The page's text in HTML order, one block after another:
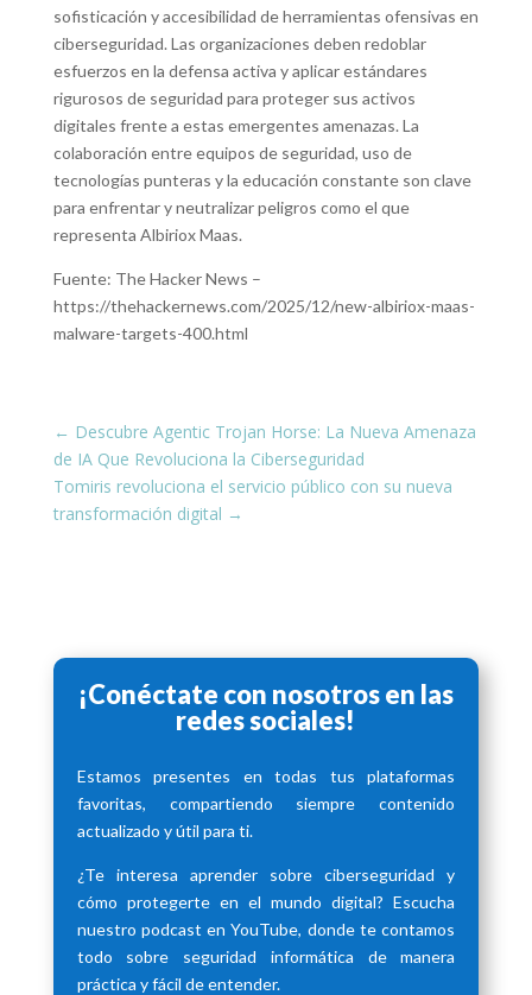
sofisticación y accesibilidad de herramientas ofensivas en
ciberseguridad. Las organizaciones deben redoblar
esfuerzos en la defensa activa y aplicar estándares
rigurosos de seguridad para proteger sus activos
digitales frente a estas emergentes amenazas. La
colaboración entre equipos de seguridad, uso de
tecnologías punteras y la educación constante son clave
para enfrentar y neutralizar peligros como el que
representa Albiriox Maas.
Fuente: The Hacker News –
https://thehackernews.com/2025/12/new-albiriox-maas-
malware-targets-400.html
← Descubre Agentic Trojan Horse: La Nueva Amenaza
de IA Que Revoluciona la Ciberseguridad
Tomiris revoluciona el servicio público con su nueva
transformación digital →
¡Conéctate con nosotros en las
redes sociales!
Estamos presentes en todas tus plataformas
favoritas, compartiendo siempre contenido
actualizado y útil para ti.
¿Te interesa aprender sobre ciberseguridad y
cómo protegerte en el mundo digital? Escucha
nuestro podcast en YouTube, donde te contamos
todo sobre seguridad informática de manera
práctica y fácil de entender.